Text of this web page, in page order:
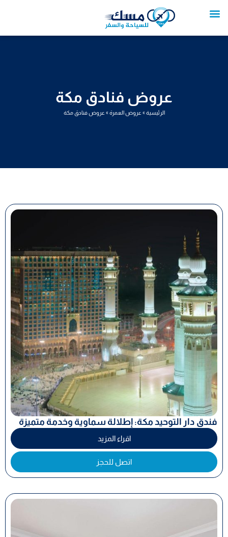
إلى
عروض فنادق مكة
الرئيسية» عروض العمرة» عروض فنادق مكة
فندق دار التوحيد مكة: إطلالة سماوية وخدمة متميزة
اقراء المزيد
اتصل للحجز